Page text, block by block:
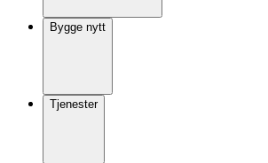
Bygge nytt
Tjenester